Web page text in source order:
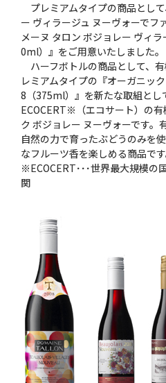
プレミアムタイプの商品とし
ー ヴィラージュ ヌーヴォーでフ
メーヌ タロン ボジョレー ヴィ
0ml）』をご用意いたしました。
ハーフボトルの商品として、
レミアムタイプの『オーガニッ
8（375ml）』を新たな取組とし
ECOCERT※（エコサート）の
ク ボジョレー ヌーヴォーです。
自然の力で育ったぶどうのみを
なフルーツ香を楽しめる商品です
※ECOCERT･･･世界最大規模の
関